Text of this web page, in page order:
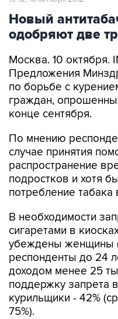
Новый
одобряют две
Москва. 10 октября.
Предложения
по борьбе с
граждан,
конце сентября.
По мнению
случае принятия
распространение
подростков и хотя
потребление
В необходимости
сигаретами в
убеждены женщины
респонденты до 24
доходом менее 25
поддержку запрета
курильщики - 42%
75%).